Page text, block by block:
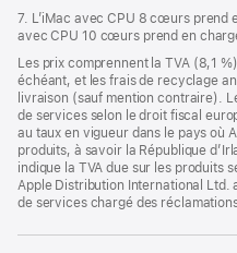
7. L’iMac avec CPU 8 cœurs prend
avec CPU 10 cœurs prend en
Les prix comprennent la TVA (8,1
échéant, et les frais de recyclage
livraison (sauf mention contraire).
de services selon le droit fiscal
au taux en vigueur dans le pays où
produits, à savoir la République
indique la TVA due sur les produits
Apple Distribution International Ltd.
de services chargé des